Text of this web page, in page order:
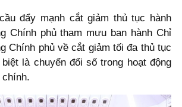
đẩy mạnh cắt giảm thủ tục hành
Chính phủ tham mưu ban hành Chỉ
Chính phủ về cắt giảm tối đa thủ tục
là chuyển đổi số trong hoạt động
chính.